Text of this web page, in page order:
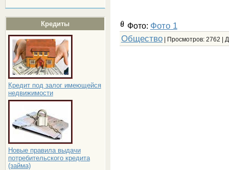
Кредиты
Кредит под залог имеющейся
недвижимости
Новые правила выдачи
потребительского кредита
(займа)
Фото: Фото 1
Общество| Просмотров: 2762 |